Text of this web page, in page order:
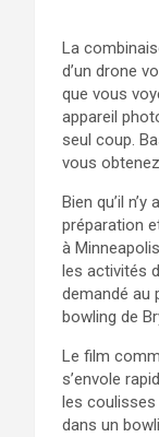
La
d’un drone
que vous
appareil
seul coup.
vous
Bien qu’il
préparation
à
les activités
demandé au
bowling de
Le film
s’envole
les coulisses
dans un